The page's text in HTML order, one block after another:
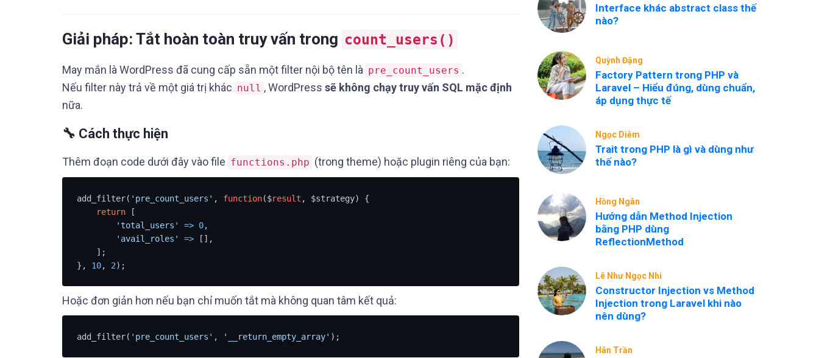
Giải pháp: Tắt hoàn toàn truy vấn trong count_users()
May mắn là WordPress đã cung cấp sẵn một filter nội bộ tên là pre_count_users .
Nếu filter này trả về một giá trị khác null , WordPress sẽ không chạy truy vấn SQL mặc định
nữa.
🔧 Cách thực hiện
Thêm đoạn code dưới đây vào file functions.php (trong theme) hoặc plugin riêng của bạn:
add_filter( 'pre_count_users' , function($result , $strategy) {
return [
'total_users'
=> 0,
'avail_roles'
=> [],
}, 10, 2
Hoặc đơn giản hơn nếu bạn chỉ muốn tắt mà không quan tâm kết quả:
add_filter( 'pre_count_users' , '__return_empty_array'
Interface khác abstract class thế
nào?
Quỳnh Đặng
Factory Pattern trong PHP và
Laravel – Hiểu đúng, dùng chuẩn,
áp dụng thực tế
Ngọc Diễm
Trait trong PHP là gì và dùng như
thế nào?
Hồng Ngân
Hướng dẫn Method Injection
bằng PHP dùng
ReflectionMethod
Lê Như Ngọc Nhi
Constructor Injection vs Method
Injection trong Laravel khi nào
nên dùng?
Hân Trần